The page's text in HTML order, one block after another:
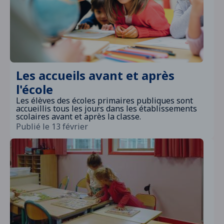
Les familles n’ayant pas obtenu de place seront
inscrites sur une liste d’attente et contactées si
une place se libère.
Important : aucune priorité n’est donnée aux
premiers préinscrits (tirage au sort). Vous
pouvez donc venir quand vous le pouvez durant
la période d’inscription.
Non vincennois: 310 €
Les accueils avant et après
l'école
Les élèves des écoles primaires publiques sont
accueillis tous les jours dans les établissements
scolaires avant et après la classe.
Publié le 13 février